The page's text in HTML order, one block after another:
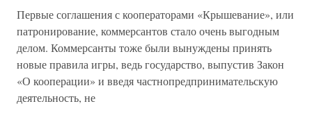
Первые соглашения с кооператорами «Крышевание», или
патронирование, коммерсантов стало очень выгодным
делом. Коммерсанты тоже были вынуждены принять
новые правила игры, ведь государство, выпустив Закон
«О кооперации» и введя частнопредпринимательскую
деятельность, не